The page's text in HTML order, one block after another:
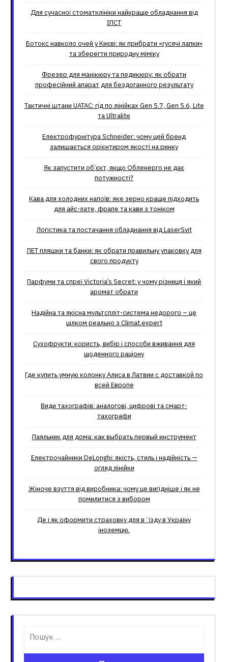
Для сучасної стоматклініки найкраще обладнання від
ІПСТ
Ботокс навколо очей у Києві: як прибрати «гусячі лапки»
та зберегти природну міміку
Фрезер для манікюру та педикюру: як обрати
професійний апарат для бездоганного результату
Тактичні штани UATAC: гід по лінійках Gen 5.7, Gen 5.6, Lite
та Ultralite
Електрофурнітура Schneider: чому цей бренд
залишається орієнтиром якості на ринку
Як запустити об’єкт, якщо Обленерго не дає
потужності?
Кава для холодних напоїв: яке зерно краще підходить
для айс-лате, фрапе та кави з тоніком
Логістика та постачання обладнання від LaserSvit
ПЕТ пляшки та банки: як обрати правильну упаковку для
свого продукту
Парфуми та спреї Victoria’s Secret: у чому різниця і який
аромат обрати
Надійна та якісна мультспліт-система недорого – це
цілком реально з Climat.еxpert
Сухофрукти: користь, вибір і способи вживання для
щоденного раціону
Где купить умную колонку Алиса в Латвии с доставкой по
всей Европе
Види тахографів: аналогові, цифрові та смарт-
тахографи
Паяльник для дома: как выбрать первый инструмент
Електрочайники DeLonghi: якість, стиль і надійність —
огляд лінійки
Жіноче взуття від виробника: чому це вигідніше і як не
помилитися з вибором
Де і як оформити страховку для вʼїзду в Україну
іноземцю.